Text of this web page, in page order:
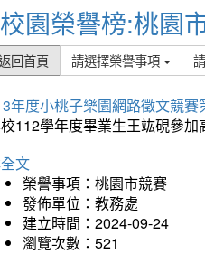
校園榮譽榜:桃園
回首頁 請選擇榮譽事項
年度小桃子樂園網路徵文競
112學年度畢業生王竑硯參
文
榮譽事項：桃園市競賽
發佈單位：教務處
建立時間：2024-09-24
瀏覽次數：521